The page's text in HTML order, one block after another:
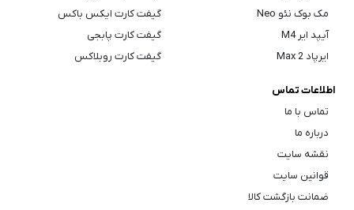
مک بوک نئو Neo
آیپد ایر M4
ایرپاد Max 2
گیفت کارت ایکس باکس
گیفت کارت پابجی
گیفت کارت روبلاکس
اطلاعات تماس
تماس با ما
درباره ما
نقشه سایت
قوانین سایت
ضمانت بازگشت کالا